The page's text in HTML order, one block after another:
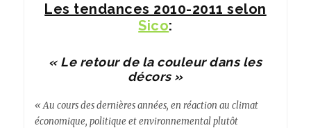
Les tendances 2010-2011 selon
Sico:
« Le retour de la couleur dans les
décors »
« Au cours des dernières années, en réaction au climat
économique, politique et environnemental plutôt